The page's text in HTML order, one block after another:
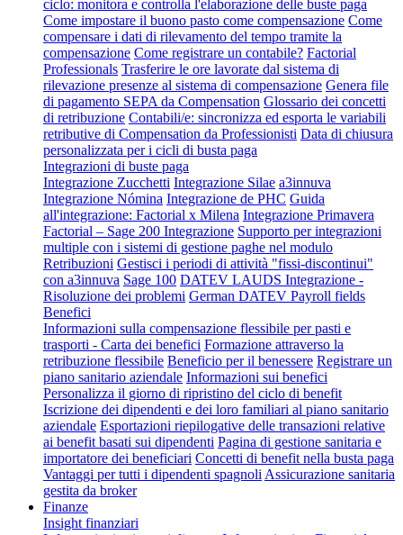
ciclo: monitora e controlla l'elaborazione delle buste paga
Come impostare il buono pasto come compensazione Come
compensare i dati di rilevamento del tempo tramite la
compensazione Come registrare un contabile? Factorial
Professionals Trasferire le ore lavorate dal sistema di
rilevazione presenze al sistema di compensazione Genera file
di pagamento SEPA da Compensation Glossario dei concetti
di retribuzione Contabili/e: sincronizza ed esporta le variabili
retributive di Compensation da Professionisti Data di chiusura
personalizzata per i cicli di busta paga
Integrazioni di buste paga
Integrazione Zucchetti Integrazione Silae a3innuva
Integrazione Nómina Integrazione de PHC Guida
all'integrazione: Factorial x Milena Integrazione Primavera
Factorial – Sage 200 Integrazione Supporto per integrazioni
multiple con i sistemi di gestione paghe nel modulo
Retribuzioni Gestisci i periodi di attività "fissi-discontinui"
con a3innuva Sage 100 DATEV LAUDS Integrazione -
Risoluzione dei problemi German DATEV Payroll fields
Benefici
Informazioni sulla compensazione flessibile per pasti e
trasporti - Carta dei benefici Formazione attraverso la
retribuzione flessibile Beneficio per il benessere Registrare un
piano sanitario aziendale Informazioni sui benefici
Personalizza il giorno di ripristino del ciclo di benefit
Iscrizione dei dipendenti e dei loro familiari al piano sanitario
aziendale Esportazioni riepilogative delle transazioni relative
ai benefit basati sui dipendenti Pagina di gestione sanitaria e
importatore dei beneficiari Concetti di benefit nella busta paga
Vantaggi per tutti i dipendenti spagnoli Assicurazione sanitaria
gestita da broker
Finanze
Insight finanziari